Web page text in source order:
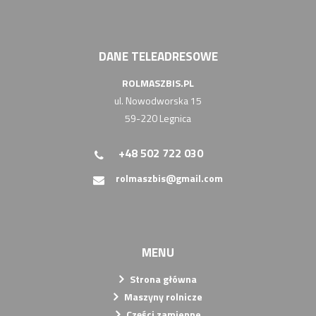
DANE TELEADRESOWE
ROLMASZBIS.PL
ul. Nowodworska 15
59-220 Legnica
+48 502 722 030
rolmaszbis@gmail.com
MENU
Strona główna
Maszyny rolnicze